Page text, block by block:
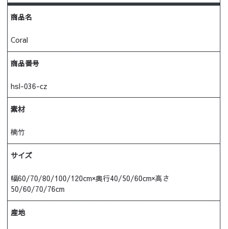
商品名
Coral
商品番号
hsl-036-cz
素材
楠竹
サイズ
幅60/70/80/100/120cm×奥行40/50/60cm×高さ
50/60/70/76cm
産地